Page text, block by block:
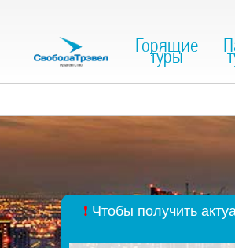
Горящие
туры
❗ Чтобы получить